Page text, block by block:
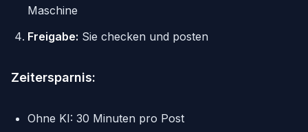
Maschine
Freigabe: Sie checken und posten
Zeitersparnis:
Ohne KI: 30 Minuten pro Post